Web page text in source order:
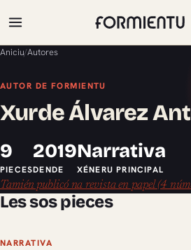
Aniciu/Autores
AUTOR DE FORMIENTU
Xurde Álvarez
9
PIECES
2019
DENDE
Narrativa
XÉNERU PRINCIPAL
Tamién publicó na revista en papel (4
Les sos pieces
NARRATIVA